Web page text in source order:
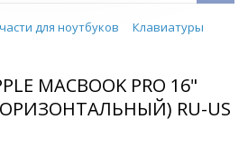
для ноутбуков
Клавиатуры
MACBOOK PRO 16"
RU-US